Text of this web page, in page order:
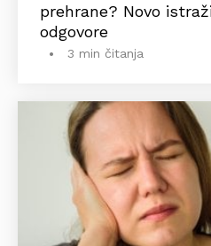
prehrane? Novo
odgovore
3 min čitanja